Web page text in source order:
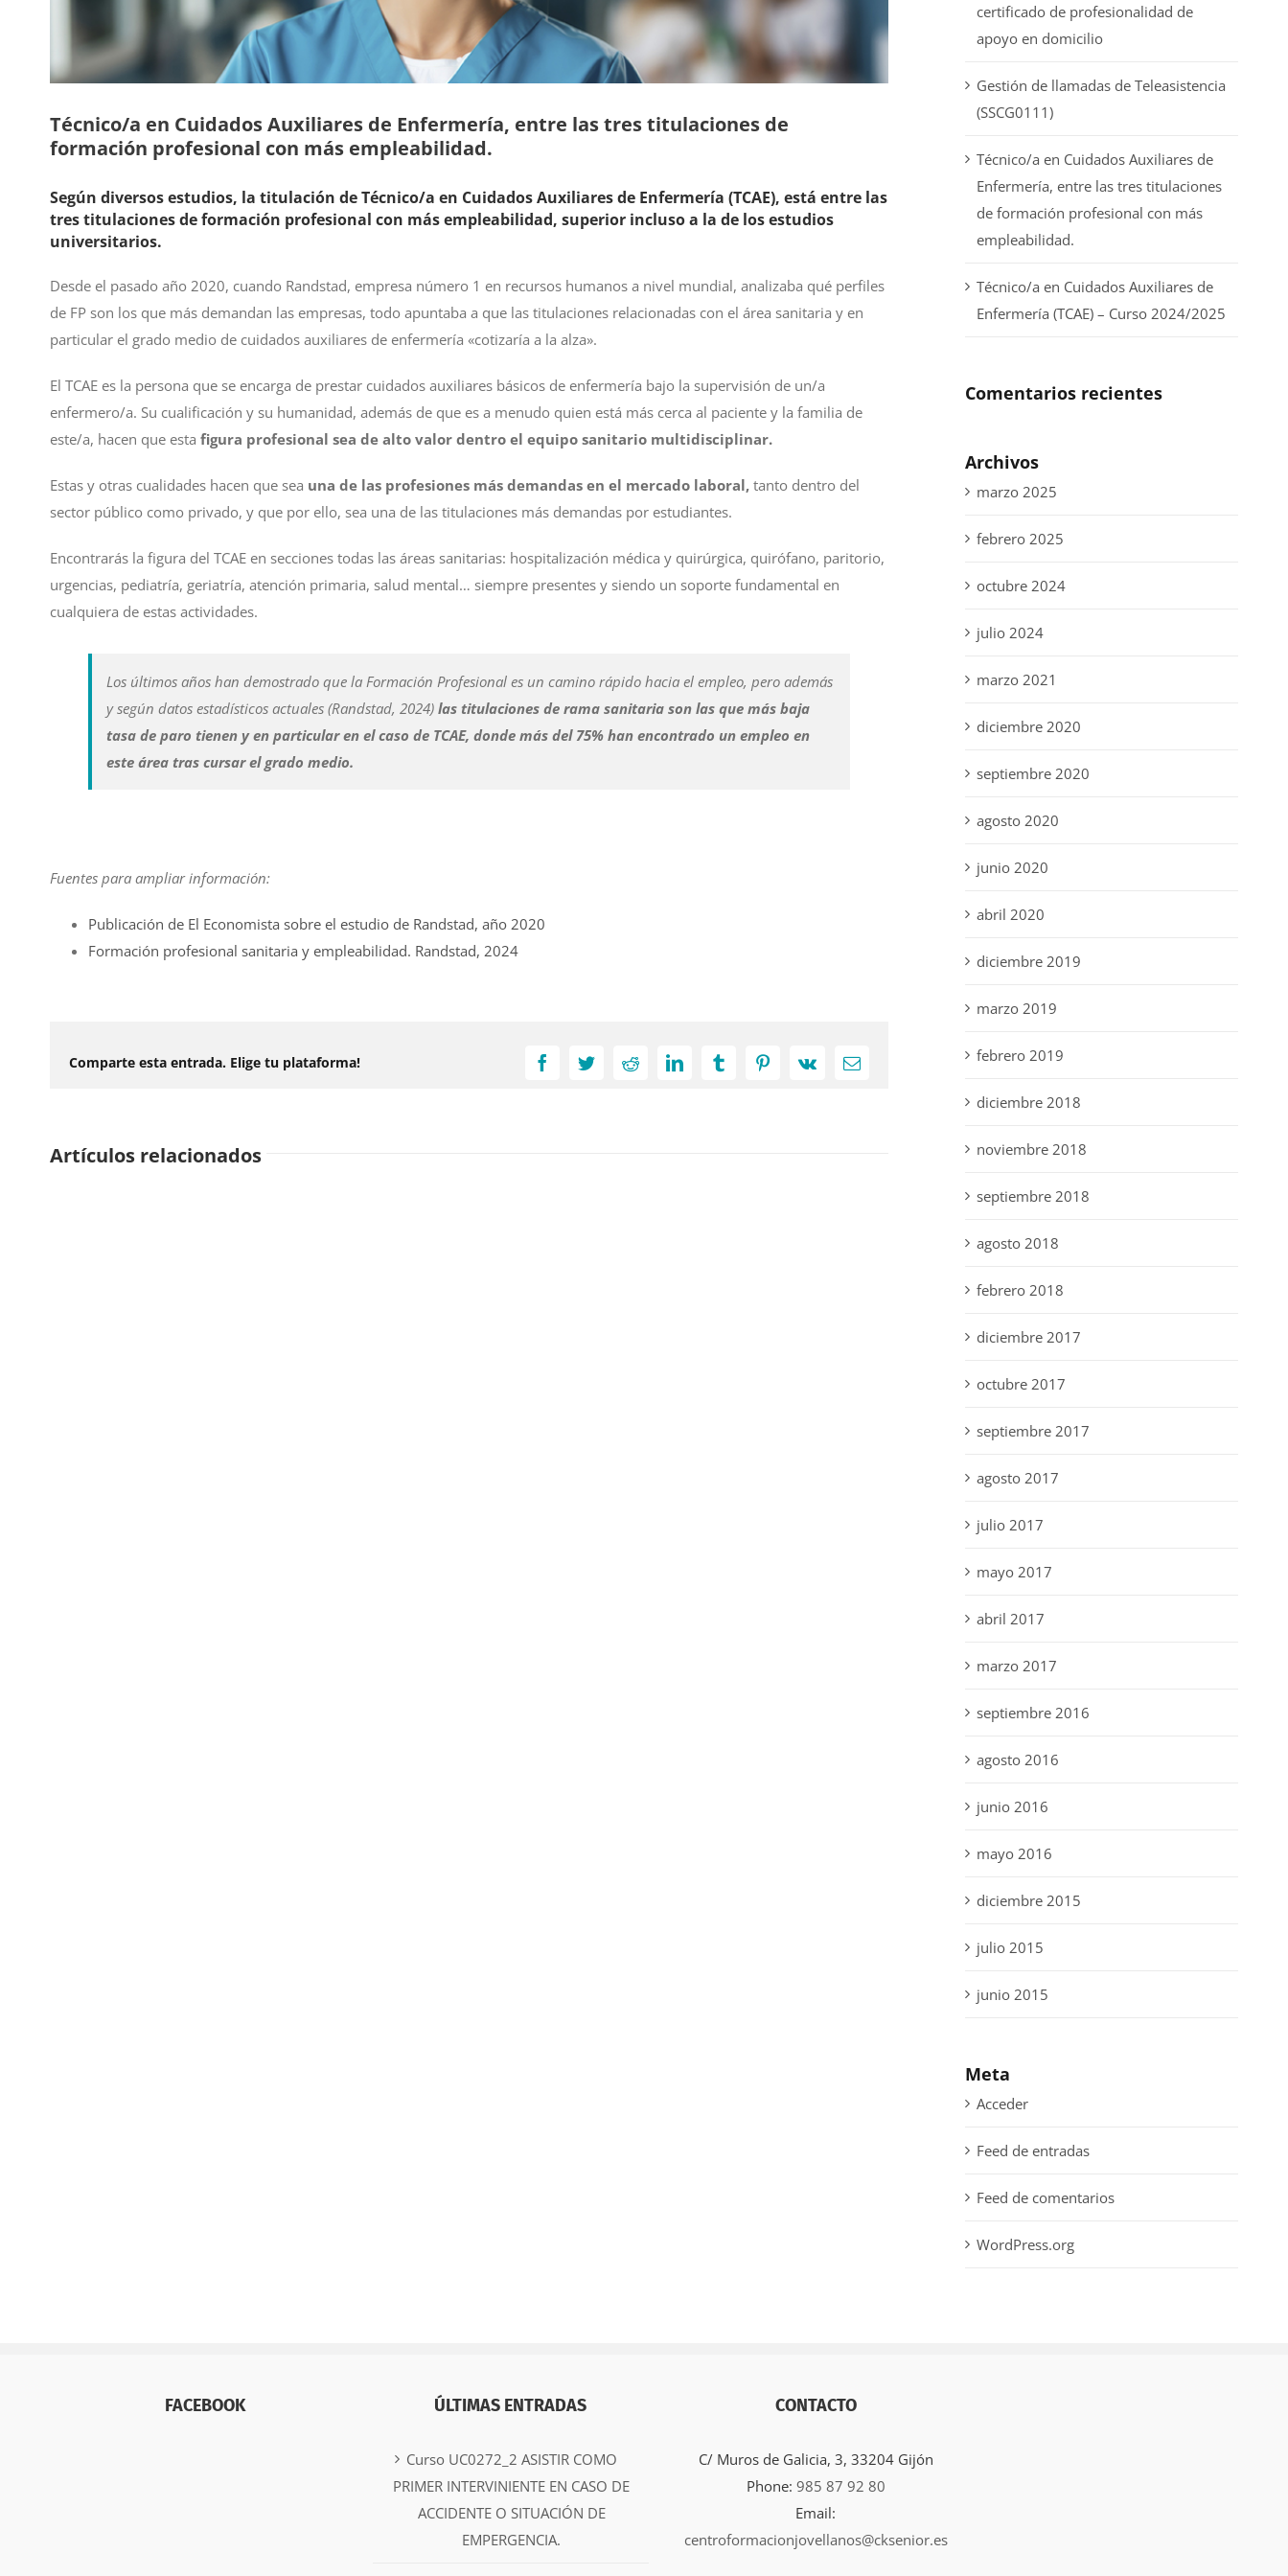
Técnico/a en Cuidados Auxiliares de Enfermería, entre las tres titulaciones de
formación profesional con más empleabilidad.
Según diversos estudios, la titulación de Técnico/a en Cuidados Auxiliares de Enfermería (TCAE), está entre las
tres titulaciones de formación profesional con más empleabilidad, superior incluso a la de los estudios
universitarios.
Desde el pasado año 2020, cuando Randstad, empresa número 1 en recursos humanos a nivel mundial, analizaba qué perfiles
de FP son los que más demandan las empresas, todo apuntaba a que las titulaciones relacionadas con el área sanitaria y en
particular el grado medio de cuidados auxiliares de enfermería «cotizaría a la alza».
El TCAE es la persona que se encarga de prestar cuidados auxiliares básicos de enfermería bajo la supervisión de un/a
enfermero/a. Su cualificación y su humanidad, además de que es a menudo quien está más cerca al paciente y la familia de
este/a, hacen que esta figura profesional sea de alto valor dentro el equipo sanitario multidisciplinar.
Estas y otras cualidades hacen que sea una de las profesiones más demandas en el mercado laboral, tanto dentro del
sector público como privado, y que por ello, sea una de las titulaciones más demandas por estudiantes.
Encontrarás la figura del TCAE en secciones todas las áreas sanitarias: hospitalización médica y quirúrgica, quirófano, paritorio,
urgencias, pediatría, geriatría, atención primaria, salud mental… siempre presentes y siendo un soporte fundamental en
cualquiera de estas actividades.
Los últimos años han demostrado que la Formación Profesional es un camino rápido hacia el empleo, pero además
y según datos estadísticos actuales (Randstad, 2024) las titulaciones de rama sanitaria son las que más baja
tasa de paro tienen y en particular en el caso de TCAE, donde más del 75% han encontrado un empleo en
este área tras cursar el grado medio.
Fuentes para ampliar información:
Publicación de El Economista sobre el estudio de Randstad, año 2020
Formación profesional sanitaria y empleabilidad. Randstad, 2024
Comparte esta entrada. Elige tu plataforma! FacebookTwitterRedditLinkedInTumblrPinterest
Vk
Correo
Artículos relacionados
certificado de profesionalidad de
apoyo en domicilio
Gestión de llamadas de Teleasistencia
(SSCG0111)
Técnico/a en Cuidados Auxiliares de
Enfermería, entre las tres titulaciones
de formación profesional con más
empleabilidad.
Técnico/a en Cuidados Auxiliares de
Enfermería (TCAE) – Curso 2024/2025
Comentarios recientes
Archivos
marzo 2025
febrero 2025
octubre 2024
julio 2024
marzo 2021
diciembre 2020
septiembre 2020
agosto 2020
junio 2020
abril 2020
diciembre 2019
marzo 2019
febrero 2019
diciembre 2018
noviembre 2018
septiembre 2018
agosto 2018
febrero 2018
diciembre 2017
octubre 2017
septiembre 2017
agosto 2017
julio 2017
mayo 2017
abril 2017
marzo 2017
septiembre 2016
agosto 2016
junio 2016
mayo 2016
diciembre 2015
julio 2015
junio 2015
Meta
Acceder
Feed de entradas
Feed de comentarios
WordPress.org
FACEBOOK ÚLTIMAS ENTRADAS
Curso UC0272_2 ASISTIR COMO
PRIMER INTERVINIENTE EN CASO DE
ACCIDENTE O SITUACIÓN DE
EMPERGENCIA.
CONTACTO
C/ Muros de Galicia, 3, 33204 Gijón
Phone: 985 87 92 80
Email:
centroformacionjovellanos@cksenior.es